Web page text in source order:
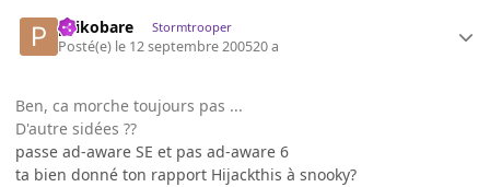
psikobare Stormtrooper
Posté(e) le 12 septembre 200520 a
Ben, ca morche toujours pas ...
D'autre sidées ??
passe ad-aware SE et pas ad-aware 6
ta bien donné ton rapport Hijackthis à snooky?